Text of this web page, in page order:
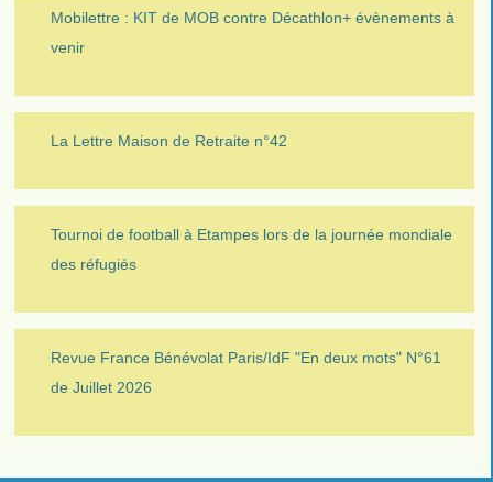
Mobilettre : KIT de MOB contre Décathlon+ évènements à
venir
La Lettre Maison de Retraite n°42
Tournoi de football à Etampes lors de la journée mondiale
des réfugiés
Revue France Bénévolat Paris/IdF "En deux mots" N°61
de Juillet 2026